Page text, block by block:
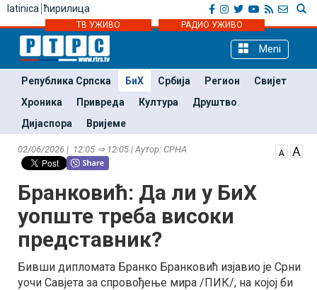
latinica ћирилица
ТВ УЖИВО РАДИО УЖИВО
Meni
Република Српска БиХ Србија Регион
Свијет
Хроника
Привреда Култура
Друштво
Дијаспора
Вријеме
02/06/2026 | 12:05 ⇒ 12:05 | Аутор: СРНА
Бранковић: Да ли у БиХ
уопште треба високи
представник?
Бивши дипломата Бранко Бранковић изјавио је Срни
уочи Савјета за спровођење мира /ПИК/, на којој би